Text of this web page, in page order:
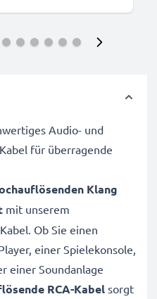
Audio- und
für überragende
Klang
mit unserem
Ob Sie einen
einer Spielekonsole,
einer Soundanlage
RCA-Kabel sorgt